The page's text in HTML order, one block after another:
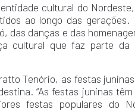
cultural do
ao longo das gerações.
das danças e das
cultural que faz parte
Tenório, as festas
“As festas juninas
festas populares do